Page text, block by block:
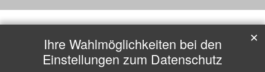
Ihre Wahlmöglichkeiten bei den
Einstellungen zum Datenschutz
✕